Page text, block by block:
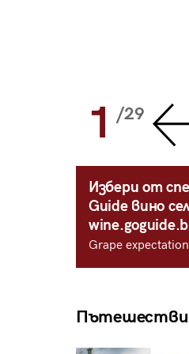
1 /29
Избери от
Guide вино
Grape